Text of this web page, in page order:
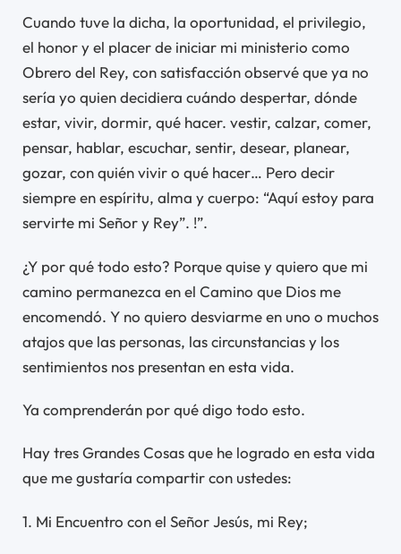
Cuando tuve la dicha, la oportunidad, el privilegio,
el honor y el placer de iniciar mi ministerio como
Obrero del Rey, con satisfacción observé que ya no
sería yo quien decidiera cuándo despertar, dónde
estar, vivir, dormir, qué hacer. vestir, calzar, comer,
pensar, hablar, escuchar, sentir, desear, planear,
gozar, con quién vivir o qué hacer… Pero decir
siempre en espíritu, alma y cuerpo: “Aquí estoy para
servirte mi Señor y Rey”. !”.
¿Y por qué todo esto? Porque quise y quiero que mi
camino permanezca en el Camino que Dios me
encomendó. Y no quiero desviarme en uno o muchos
atajos que las personas, las circunstancias y los
sentimientos nos presentan en esta vida.
Ya comprenderán por qué digo todo esto.
Hay tres Grandes Cosas que he logrado en esta vida
que me gustaría compartir con ustedes:
1. Mi Encuentro con el Señor Jesús, mi Rey;